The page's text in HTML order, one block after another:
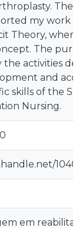
The
my work
Theory,
The
the activities
and
skills of the
Nursing.
em